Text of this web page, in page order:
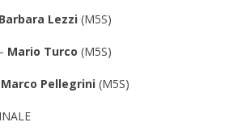
Barbara Lezzi (M5S)
Mario Turco (M5S)
Marco Pellegrini (M5S)